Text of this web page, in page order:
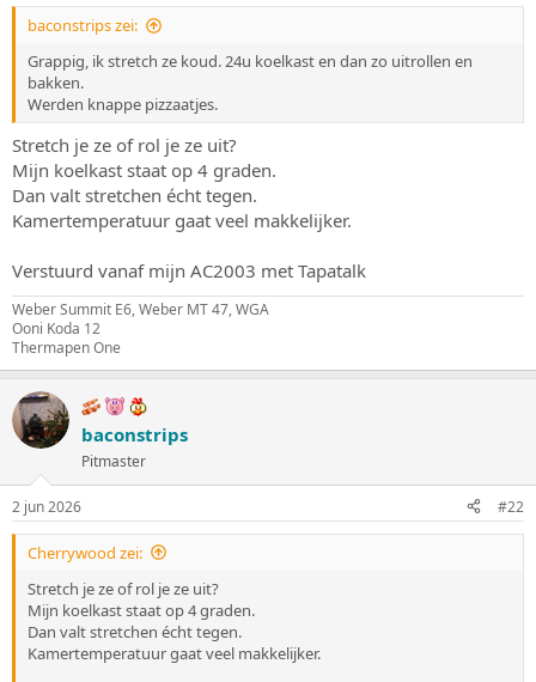
t
a
r
t
e
r
baconstrips zei:
Grappig, ik stretch ze koud. 24u koelkast en dan zo uitrollen en
bakken.
Werden knappe pizzaatjes.
Stretch je ze of rol je ze uit?
Mijn koelkast staat op 4 graden.
Dan valt stretchen écht tegen.
Kamertemperatuur gaat veel makkelijker.
Verstuurd vanaf mijn AC2003 met Tapatalk
Weber Summit E6, Weber MT 47, WGA
Ooni Koda 12
Thermapen One
baconstrips
Pitmaster
2 jun 2026 #22
Cherrywood zei:
Stretch je ze of rol je ze uit?
Mijn koelkast staat op 4 graden.
Dan valt stretchen écht tegen.
Kamertemperatuur gaat veel makkelijker.